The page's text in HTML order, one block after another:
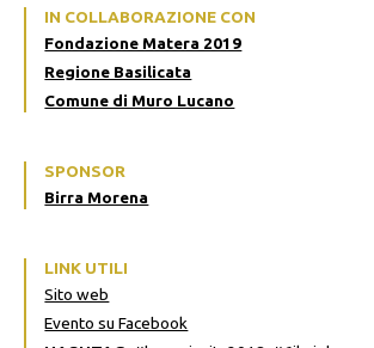
IN COLLABORAZIONE CON
Fondazione Matera 2019
Regione Basilicata
Comune di Muro Lucano
SPONSOR
Birra Morena
LINK UTILI
Sito web
Evento su Facebook